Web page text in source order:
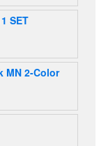
SET
MN 2-Color